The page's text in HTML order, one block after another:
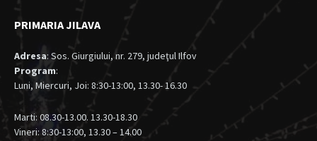
PRIMARIA JILAVA
Adresa: Sos. Giurgiului, nr. 279, judeţul Ilfov
Program:
Luni, Miercuri, Joi: 8:30-13:00, 13.30- 16.30
Marti: 08.30-13.00. 13.30-18.30
Vineri: 8:30-13:00, 13.30 – 14.00